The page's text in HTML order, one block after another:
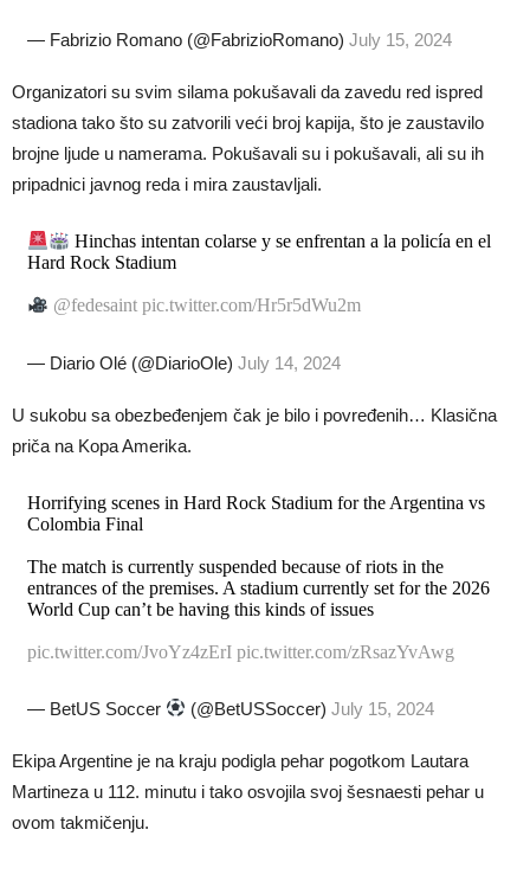
— Fabrizio Romano (@FabrizioRomano) July 15, 2024
Organizatori su svim silama pokušavali da zavedu red ispred
stadiona tako što su zatvorili veći broj kapija, što je zaustavilo
brojne ljude u namerama. Pokušavali su i pokušavali, ali su ih
pripadnici javnog reda i mira zaustavljali.
Hinchas intentan colarse y se enfrentan a la policía en el
Hard Rock Stadium
@fedesaint pic.twitter.com/Hr5r5dWu2m
— Diario Olé (@DiarioOle) July 14, 2024
U sukobu sa obezbeđenjem čak je bilo i povređenih… Klasična
priča na Kopa Amerika.
Horrifying scenes in Hard Rock Stadium for the Argentina vs
Colombia Final
The match is currently suspended because of riots in the
entrances of the premises. A stadium currently set for the 2026
World Cup can’t be having this kinds of issues
pic.twitter.com/JvoYz4zErI pic.twitter.com/zRsazYvAwg
— BetUS Soccer (@BetUSSoccer) July 15, 2024
Ekipa Argentine je na kraju podigla pehar pogotkom Lautara
Martineza u 112. minutu i tako osvojila svoj šesnaesti pehar u
ovom takmičenju.